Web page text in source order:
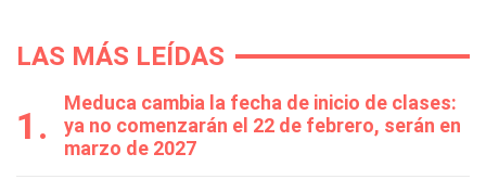
LAS MÁS LEÍDAS
Meduca cambia la fecha de inicio de clases:
ya no comenzarán el 22 de febrero, serán en
marzo de 2027